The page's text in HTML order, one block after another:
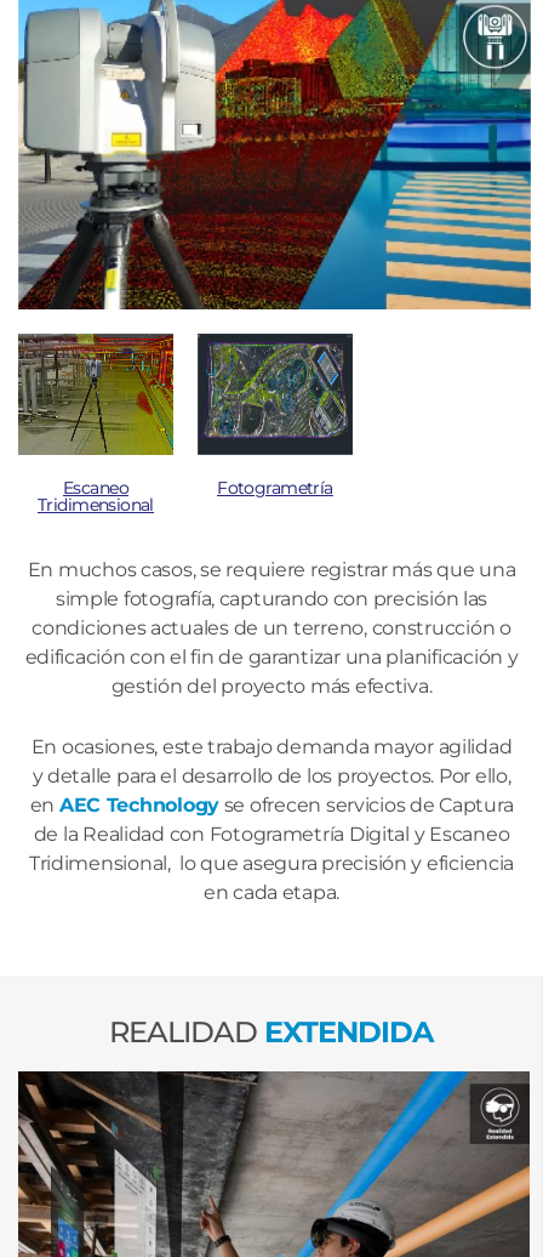
En muchos casos, se requiere registrar más que una
simple fotografía, capturando con precisión las
condiciones actuales de un terreno, construcción o
edificación con el fin de garantizar una planificación y
gestión del proyecto más efectiva.
En ocasiones, este trabajo demanda mayor agilidad
y detalle para el desarrollo de los proyectos. Por ello,
en AEC Technology se ofrecen servicios de Captura
de la Realidad con Fotogrametría Digital y Escaneo
Tridimensional, lo que asegura precisión y eficiencia
en cada etapa.
Escaneo
Tridimensional
Fotogrametría
REALIDAD EXTENDIDA